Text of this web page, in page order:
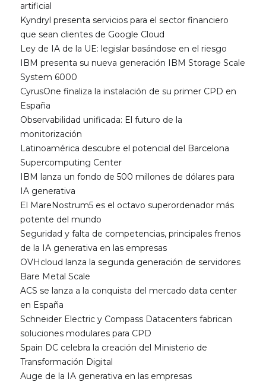
artificial
Kyndryl presenta servicios para el sector financiero
que sean clientes de Google Cloud
Ley de IA de la UE: legislar basándose en el riesgo
IBM presenta su nueva generación IBM Storage Scale
System 6000
CyrusOne finaliza la instalación de su primer CPD en
España
Observabilidad unificada: El futuro de la
monitorización
Latinoamérica descubre el potencial del Barcelona
Supercomputing Center
IBM lanza un fondo de 500 millones de dólares para
IA generativa
El MareNostrum5 es el octavo superordenador más
potente del mundo
Seguridad y falta de competencias, principales frenos
de la IA generativa en las empresas
OVHcloud lanza la segunda generación de servidores
Bare Metal Scale
ACS se lanza a la conquista del mercado data center
en España
Schneider Electric y Compass Datacenters fabrican
soluciones modulares para CPD
Spain DC celebra la creación del Ministerio de
Transformación Digital
Auge de la IA generativa en las empresas